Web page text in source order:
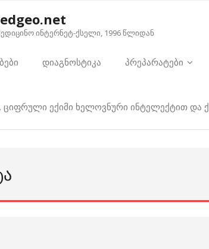
ინტერნეტ-ქსელი, 1996 წლიდან
დიაგნოსტიკა პრეპარატები
. ციფრული ექიმი ხელოვნური ინტელექტით და